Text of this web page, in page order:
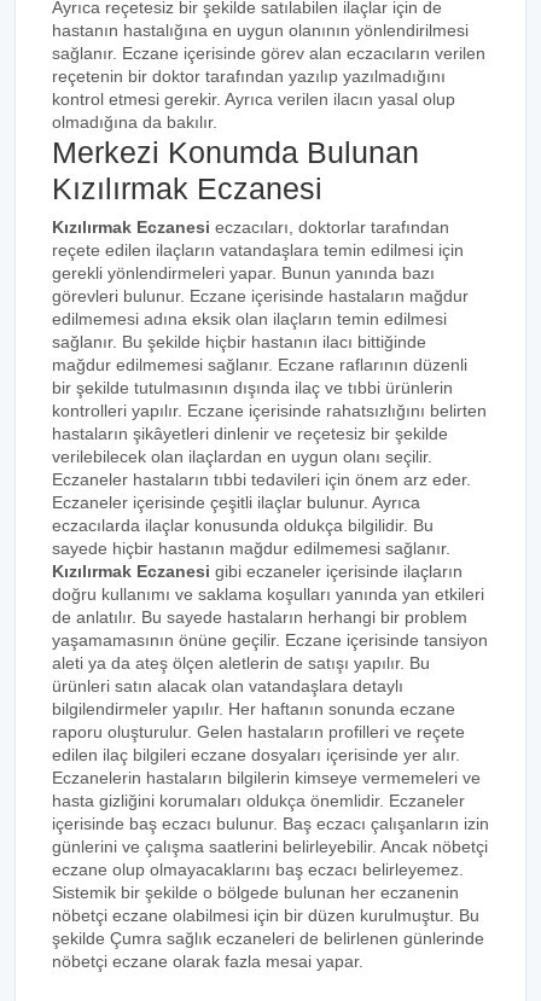
Ayrıca reçetesiz bir şekilde satılabilen ilaçlar için de
hastanın hastalığına en uygun olanının yönlendirilmesi
sağlanır. Eczane içerisinde görev alan eczacıların verilen
reçetenin bir doktor tarafından yazılıp yazılmadığını
kontrol etmesi gerekir. Ayrıca verilen ilacın yasal olup
olmadığına da bakılır.
Merkezi Konumda Bulunan
Kızılırmak Eczanesi
Kızılırmak Eczanesi eczacıları, doktorlar tarafından
reçete edilen ilaçların vatandaşlara temin edilmesi için
gerekli yönlendirmeleri yapar. Bunun yanında bazı
görevleri bulunur. Eczane içerisinde hastaların mağdur
edilmemesi adına eksik olan ilaçların temin edilmesi
sağlanır. Bu şekilde hiçbir hastanın ilacı bittiğinde
mağdur edilmemesi sağlanır. Eczane raflarının düzenli
bir şekilde tutulmasının dışında ilaç ve tıbbi ürünlerin
kontrolleri yapılır. Eczane içerisinde rahatsızlığını belirten
hastaların şikâyetleri dinlenir ve reçetesiz bir şekilde
verilebilecek olan ilaçlardan en uygun olanı seçilir.
Eczaneler hastaların tıbbi tedavileri için önem arz eder.
Eczaneler içerisinde çeşitli ilaçlar bulunur. Ayrıca
eczacılarda ilaçlar konusunda oldukça bilgilidir. Bu
sayede hiçbir hastanın mağdur edilmemesi sağlanır.
Kızılırmak Eczanesi gibi eczaneler içerisinde ilaçların
doğru kullanımı ve saklama koşulları yanında yan etkileri
de anlatılır. Bu sayede hastaların herhangi bir problem
yaşamamasının önüne geçilir. Eczane içerisinde tansiyon
aleti ya da ateş ölçen aletlerin de satışı yapılır. Bu
ürünleri satın alacak olan vatandaşlara detaylı
bilgilendirmeler yapılır. Her haftanın sonunda eczane
raporu oluşturulur. Gelen hastaların profilleri ve reçete
edilen ilaç bilgileri eczane dosyaları içerisinde yer alır.
Eczanelerin hastaların bilgilerin kimseye vermemeleri ve
hasta gizliğini korumaları oldukça önemlidir. Eczaneler
içerisinde baş eczacı bulunur. Baş eczacı çalışanların izin
günlerini ve çalışma saatlerini belirleyebilir. Ancak nöbetçi
eczane olup olmayacaklarını baş eczacı belirleyemez.
Sistemik bir şekilde o bölgede bulunan her eczanenin
nöbetçi eczane olabilmesi için bir düzen kurulmuştur. Bu
şekilde Çumra sağlık eczaneleri de belirlenen günlerinde
nöbetçi eczane olarak fazla mesai yapar.